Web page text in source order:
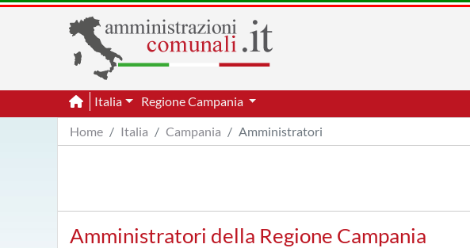
Italia Regione Campania
Home
Italia Campania Amministratori
Amministratori della Regione Campania